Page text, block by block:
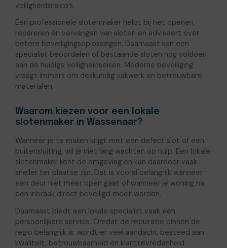
veiligheidsrisico’s.
Een professionele slotenmaker helpt bij het openen,
repareren en vervangen van sloten en adviseert over
betere beveiligingsoplossingen. Daarnaast kan een
specialist beoordelen of bestaande sloten nog voldoen
aan de huidige veiligheidseisen. Moderne beveiliging
vraagt immers om deskundig vakwerk en betrouwbare
materialen.
Waarom kiezen voor een lokale
slotenmaker in Wassenaar?
Wanneer je te maken krijgt met een defect slot of een
buitensluiting, wil je niet lang wachten op hulp. Een lokale
slotenmaker kent de omgeving en kan daardoor vaak
sneller ter plaatse zijn. Dat is vooral belangrijk wanneer
een deur niet meer open gaat of wanneer je woning na
een inbraak direct beveiligd moet worden.
Daarnaast biedt een lokale specialist vaak een
persoonlijkere service. Omdat de reputatie binnen de
regio belangrijk is, wordt er veel aandacht besteed aan
kwaliteit, betrouwbaarheid en klanttevredenheid.